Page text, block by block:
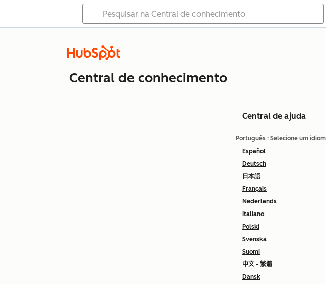
Central de conhecimento
Central de ajuda
Português : Selecione um
Español
Deutsch
日本語
Français
Nederlands
Italiano
Polski
Svenska
Suomi
中文 - 繁體
Dansk